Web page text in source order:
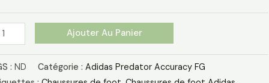
Ajouter Au Panier
: ND Catégorie : Adidas Predator Accuracy FG